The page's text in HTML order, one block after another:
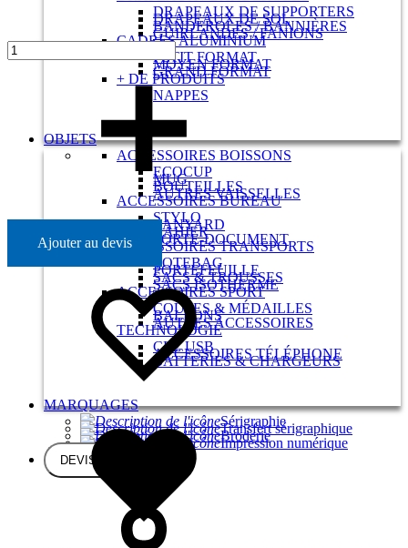
DRAPEAUX DE SUPPORTERS
DRAPEAUX DE SOL
BANDEROLES / BANNIÈRES
GUIRLANDES / FANIONS
CADRES ALUMINIUM
PETIT FORMAT
MOYEN FORMAT
GRAND FORMAT
+ DE PRODUITS
NAPPES
OBJETS
ACCESSOIRES BOISSONS
ECOCUP
MUG
BOUTEILLES
AUTRES VAISSELLES
ACCESSOIRES BUREAU
STYLO
LANYARD
CAHIER
PORTE-DOCUMENT
ACCESSOIRES TRANSPORTS
TOTEBAG
PORTEFEUILLE
SACS & TROUSSES
SACS ISOTHERME
ACCESSOIRES SPORT
COUPES & MÉDAILLES
BALLONS
AUTRES ACCESSOIRES
TECHNOLOGIE
CLÉ USB
ACCESSOIRES TÉLÉPHONE
BATTERIES & CHARGEURS
MARQUAGES
Sérigraphie
Transfert sérigraphique
Broderie
Impression numérique
DEVIS GRATUIT
Ajouter au devis